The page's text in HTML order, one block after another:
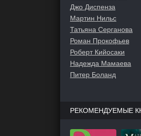
Джо Диспенза
Мартин Нильс
Татьяна Серганова
Роман Прокофьев
Роберт Кийосаки
Надежда Мамаева
Питер Боланд
РЕКОМЕНДУЕМЫЕ